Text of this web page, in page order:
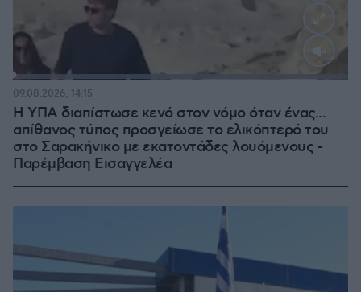
:
Η ΥΠΑ διαπίστωσε κενό στον νόμο όταν ένας...
απίθανος τύπος προσγείωσε το ελικόπτερό του
στο Σαρακήνικο με εκατοντάδες λουόμενους -
Παρέμβαση Εισαγγελέα
09.08.2026, 14:15